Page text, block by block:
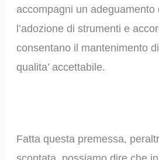
accompagni un adeguamento
l’adozione di strumenti e
consentano il mantenimento
qualita’ accettabile.
Fatta questa premessa,